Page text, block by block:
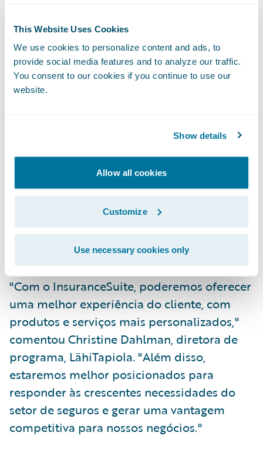
This Website Uses Cookies
We use cookies to personalize content and ads, to
provide social media features and to analyze our traffic.
You consent to our cookies if you continue to use our
website.
Show details
Allow all cookies
Customize
Use necessary cookies only
O Guidewire InsuranceSuite permite à
LähiTapiola:
fornecer novas funcionalidades de sistema
com processos e interfaces modernos;
entregar, de maneira proativa, produtos
mais simples e flexíveis, aprimorando o
aquisição e retenção de clientes.
"Com o InsuranceSuite, poderemos oferecer
uma melhor experiência do cliente, com
produtos e serviços mais personalizados,"
comentou Christine Dahlman, diretora de
programa, LähiTapiola. "Além disso,
estaremos melhor posicionados para
responder às crescentes necessidades do
setor de seguros e gerar uma vantagem
competitiva para nossos negócios."